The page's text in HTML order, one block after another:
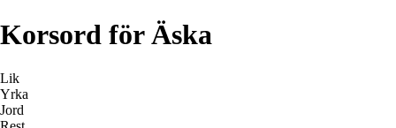
Korsord för Äska
Lik
Yrka
Jord